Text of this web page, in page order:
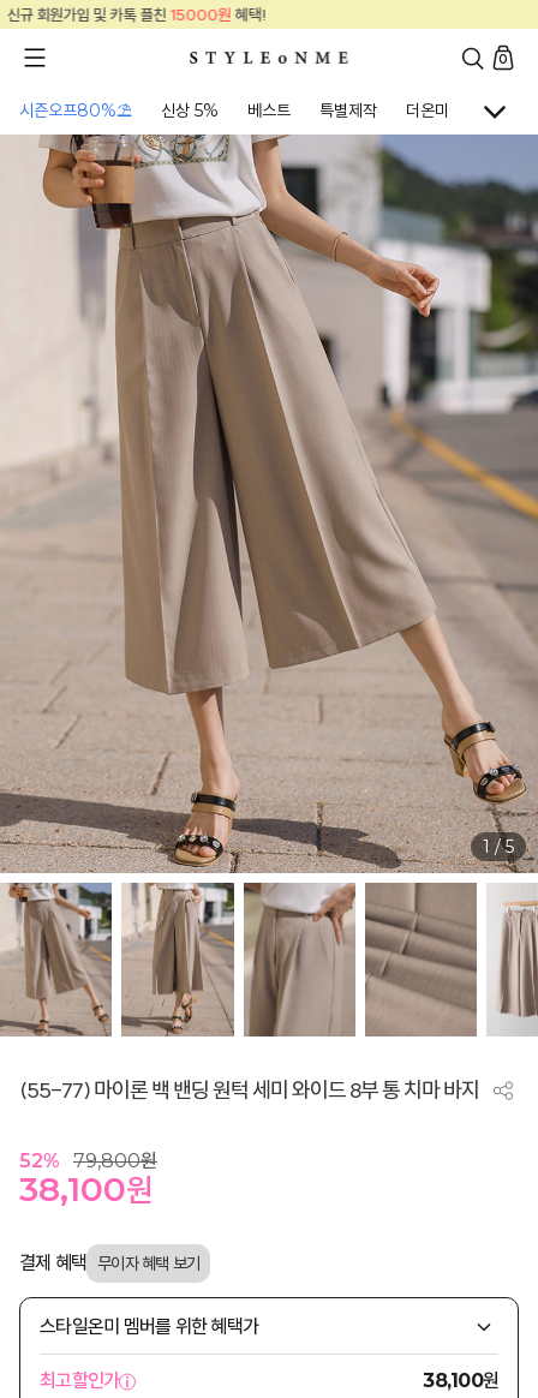
신규 회원가입 및 카톡 플친
0
시즌오프80%⛱ 신상 5% 베스트 특별제작 더온미 골프웨어
1/5
(55-77) 마이론 백 밴딩 원턱 세미 와이드 8부 통 치마 바지
52% 79,800원
38,100원
결제 혜택
스타일온미 멤버를 위한 혜택가
최고할인가 38,100원